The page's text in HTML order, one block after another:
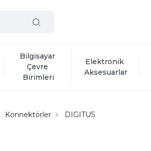
Bilgisayar
Çevre
Birimleri
Elektronik
Aksesuarlar
Konnektörler DIGITUS